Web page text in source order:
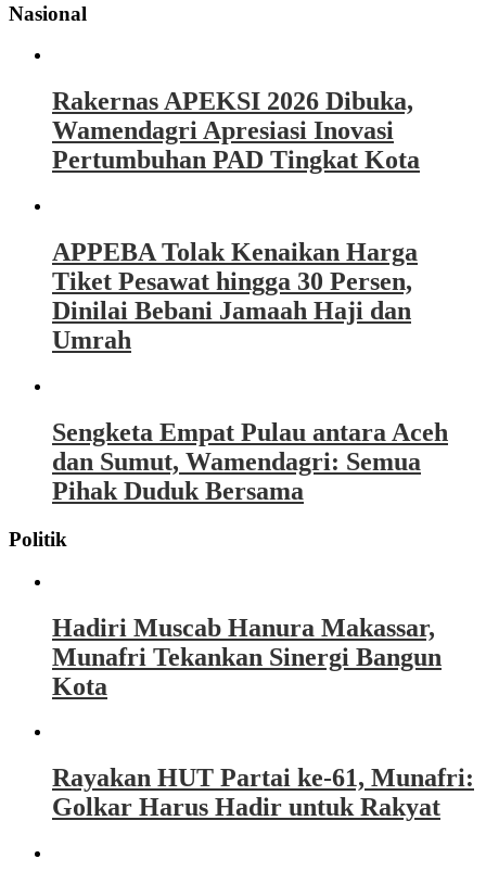
Nasional
Rakernas APEKSI 2026 Dibuka,
Wamendagri Apresiasi Inovasi
Pertumbuhan PAD Tingkat Kota
APPEBA Tolak Kenaikan Harga
Tiket Pesawat hingga 30 Persen,
Dinilai Bebani Jamaah Haji dan
Umrah
Sengketa Empat Pulau antara Aceh
dan Sumut, Wamendagri: Semua
Pihak Duduk Bersama
Politik
Hadiri Muscab Hanura Makassar,
Munafri Tekankan Sinergi Bangun
Kota
Rayakan HUT Partai ke-61, Munafri:
Golkar Harus Hadir untuk Rakyat